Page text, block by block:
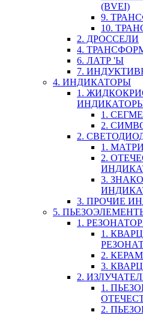
(BVEI)
9.
10.
2. ДРОССЕЛИ
4.
6. ЛАТР 'Ы
7.
4. ИНДИКАТОРЫ
1.
1.
2.
2.
1.
2.
3.
3. ПРОЧИЕ
5.
1.
1.
2.
3.
2.
1.
2.